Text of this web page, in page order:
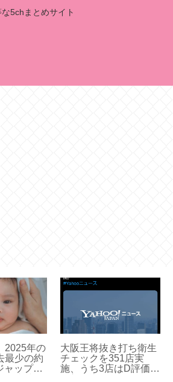
5chまとめサイト
2025年の
最少の約
ップ帝
大阪王将抜き打ち衛生
チェックを351店実
施、うち3店はD評価で